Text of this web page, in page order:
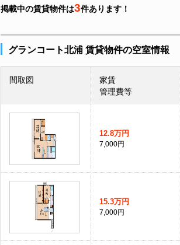
掲載中の賃貸物件は3件あります！
グランコート北浦 賃貸物件の空室情報
間取図
家賃
管理費等
12.8万円
7,000円
15.3万円
7,000円